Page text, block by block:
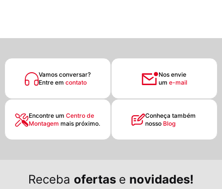
Vamos conversar?
Entre em contato
Nos envie
um e-mail
Encontre umCentro de
Montagemmais próximo.
Conheça também
nosso Blog
Receba ofertas e novidades!